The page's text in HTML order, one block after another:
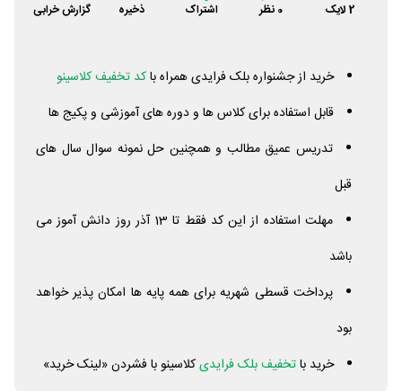
2لایک 0 نظر اشتراک ذخیره گزارش خرابی
خرید از جشنواره بلک فرایدی همراه باکد تخفیف کلاسینو
قابل استفاده برای کلاس ها و دوره های آموزشی و پکیج ها
تدریس عمیق مطالب و همچنین حل نمونه سوال سال های
قبل
مهلت استفاده از این کد فقط تا 13 آذر روز دانش آموز می
باشد
پرداخت قسطی شهریه برای همه پایه ها امکان پذیر خواهد
بود
خرید باتخفیف بلک فرایدیکلاسینو با فشردن «لینک خرید»